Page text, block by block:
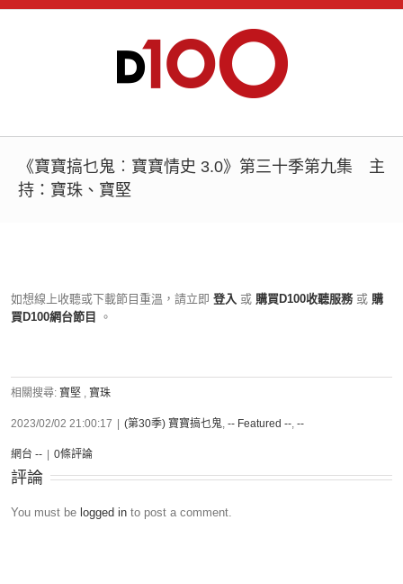
《寶寶搞乜鬼︰寶寶情史 3.0》第三十季第九集 主
持：寶珠、寶堅
如想線上收聽或下載節目重溫，請立即 登入 或 購買D100收聽服務 或 購
買D100網台節目
。
相關搜尋: 寶堅 , 寶珠
2023/02/02 21:00:17 (第30季) 寶寶搞乜鬼, -- Featured --, --
網台 -- 0條評論
評論
You must be logged in to post a comment.